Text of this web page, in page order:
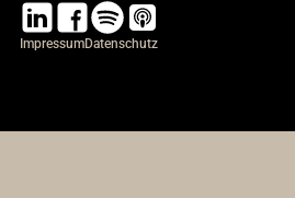
ImpressumDatenschutz